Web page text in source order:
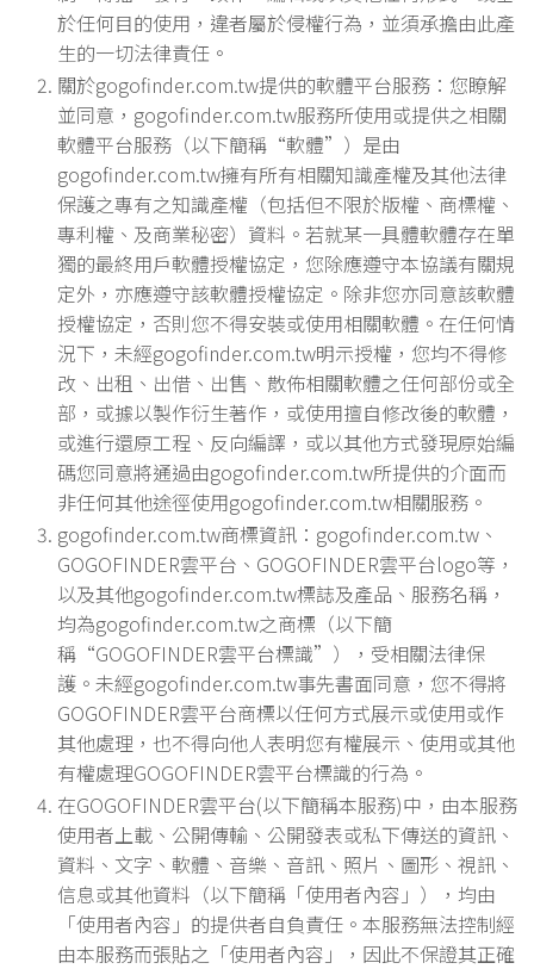
於任何目的使用，違者屬於侵權行為，並須承擔由此產
生的一切法律責任。
關於gogofinder.com.tw提供的軟體平台服務：您瞭解
並同意，gogofinder.com.tw服務所使用或提供之相關
軟體平台服務（以下簡稱“軟體”）是由
gogofinder.com.tw擁有所有相關知識產權及其他法律
保護之專有之知識產權（包括但不限於版權、商標權、
專利權、及商業秘密）資料。若就某一具體軟體存在單
獨的最終用戶軟體授權協定，您除應遵守本協議有關規
定外，亦應遵守該軟體授權協定。除非您亦同意該軟體
授權協定，否則您不得安裝或使用相關軟體。在任何情
況下，未經gogofinder.com.tw明示授權，您均不得修
改、出租、出借、出售、散佈相關軟體之任何部份或全
部，或據以製作衍生著作，或使用擅自修改後的軟體，
或進行還原工程、反向編譯，或以其他方式發現原始編
碼您同意將通過由gogofinder.com.tw所提供的介面而
非任何其他途徑使用gogofinder.com.tw相關服務。
gogofinder.com.tw商標資訊：gogofinder.com.tw、
GOGOFINDER雲平台、GOGOFINDER雲平台logo等，
以及其他gogofinder.com.tw標誌及產品、服務名稱，
均為gogofinder.com.tw之商標（以下簡
稱“GOGOFINDER雲平台標識”），受相關法律保
護。未經gogofinder.com.tw事先書面同意，您不得將
GOGOFINDER雲平台商標以任何方式展示或使用或作
其他處理，也不得向他人表明您有權展示、使用或其他
有權處理GOGOFINDER雲平台標識的行為。
在GOGOFINDER雲平台(以下簡稱本服務)中，由本服務
使用者上載、公開傳輸、公開發表或私下傳送的資訊、
資料、文字、軟體、音樂、音訊、照片、圖形、視訊、
信息或其他資料（以下簡稱「使用者內容」），均由
「使用者內容」的提供者自負責任。本服務無法控制經
由本服務而張貼之「使用者內容」，因此不保證其正確